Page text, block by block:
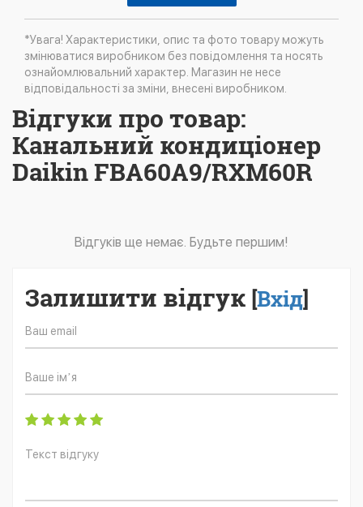
*Увага! Характеристики, опис та фото товару можуть
змінюватися виробником без повідомлення та носять
ознайомлювальний характер. Магазин не несе
відповідальності за зміни, внесені виробником.
Відгуки про товар:
Канальний кондиціонер
Daikin FBA60A9/RXM60R
Відгуків ще немає. Будьте першим!
Залишити відгук [Вхід]